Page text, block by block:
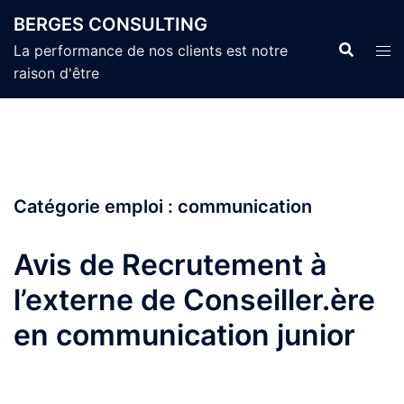
au
contenu
BERGES CONSULTING
La performance de nos clients est notre
raison d'être
Catégorie emploi : communication
Avis de Recrutement à
l’externe de Conseiller.ère
en communication junior